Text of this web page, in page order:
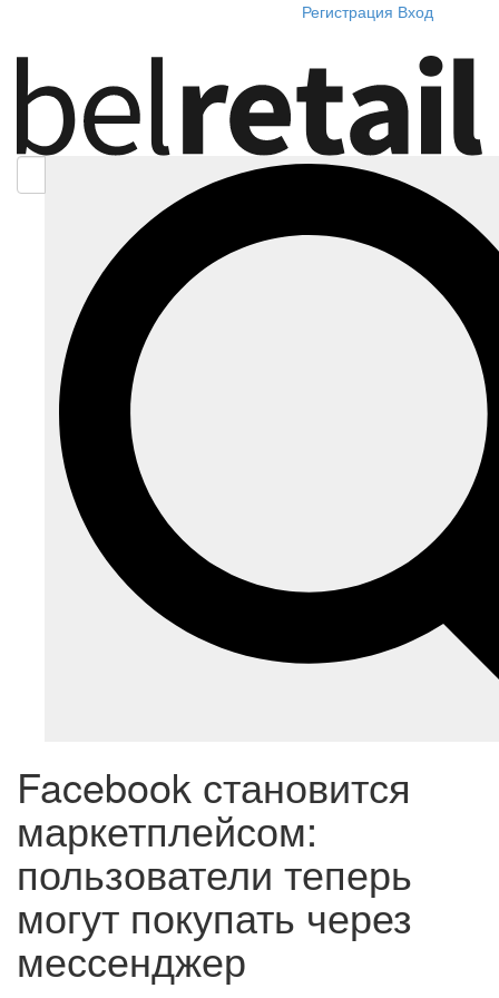
Регистрация Вход
Facebook становится
маркетплейсом:
пользователи теперь
могут покупать через
мессенджер